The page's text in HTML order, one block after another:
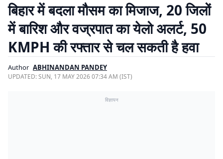
बिहार में बदला मौसम का मिजाज, 20 जिलों
में बारिश और वज्रपात का येलो अलर्ट, 50
KMPH की रफ्तार से चल सकती है हवा
Author ABHINANDAN PANDEY
UPDATED:SUN, 17 MAY 2026 07:34 AM (IST)
विज्ञापन